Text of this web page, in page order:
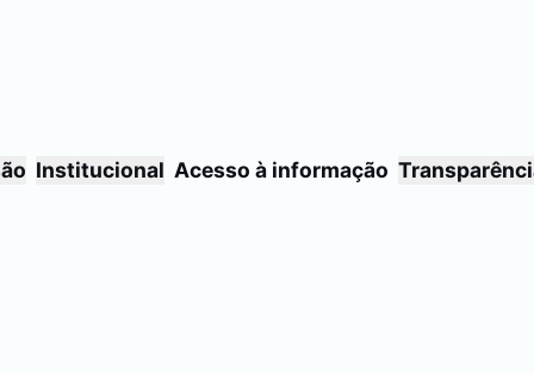
Institucional Acesso à informação